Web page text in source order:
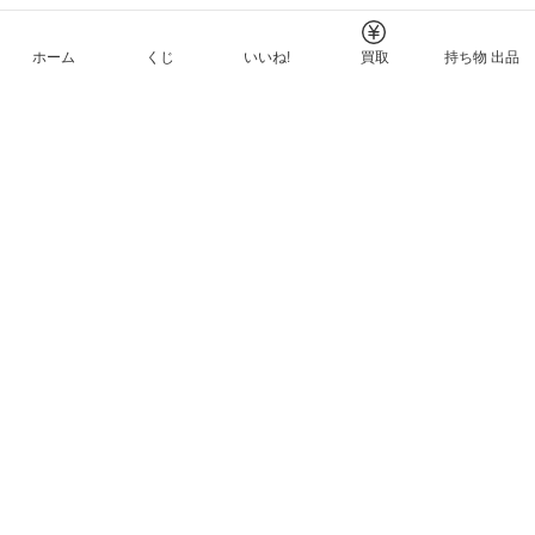
ホーム くじ いいね! 買取 持ち物 出品